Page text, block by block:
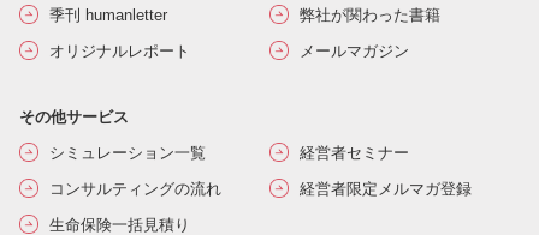
季刊 humanletter
弊社が関わった書籍
オリジナルレポート
メールマガジン
その他サービス
シミュレーション一覧
経営者セミナー
コンサルティングの流れ
経営者限定メルマガ登録
生命保険一括見積り